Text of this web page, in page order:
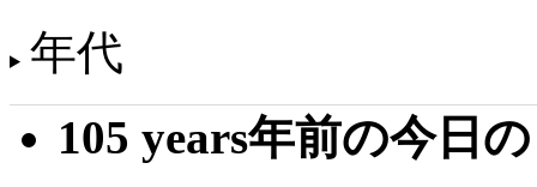
年代
105 years年前の今日